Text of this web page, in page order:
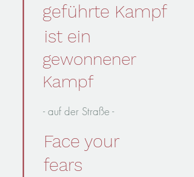
geführte Kampf
ist ein
gewonnener
Kampf
- auf der Straße -
Face your
fears